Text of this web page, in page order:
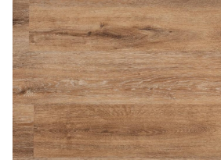
ПАРКЕТНАЯ
ТЕРРАСНАЯ
КОВРОВАЯ